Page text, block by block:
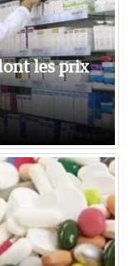
les prix